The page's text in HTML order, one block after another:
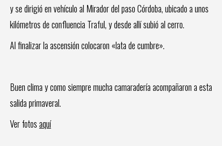
y se dirigió en vehículo al Mirador del paso Córdoba, ubicado a unos
kilómetros de confluencia Traful, y desde allí subió al cerro.
Al finalizar la ascensión colocaron «lata de cumbre».
Buen clima y como siempre mucha camaradería acompañaron a esta
salida primaveral.
Ver fotosaquí